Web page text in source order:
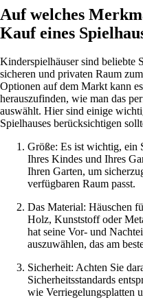
Auf welches
Kauf eines
Kinderspielhäuser sind beliebte
sicheren und privaten Raum
Optionen auf dem Markt kann
herauszufinden, wie man das
auswählt. Hier sind einige
Spielhauses berücksichtigen
Größe: Es ist wichtig, ein
Ihres Kindes und Ihres
Ihren Garten, um
verfügbaren Raum passt.
Das Material: Häuschen
Holz, Kunststoff oder
hat seine Vor- und
auszuwählen, das am
Sicherheit: Achten Sie
Sicherheitsstandards
wie Verriegelungsplatten